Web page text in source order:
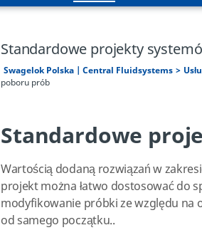
Standardowe projekty
Swagelok Polska | Central Fluidsystems
poboru prób
Standardowe
Wartością dodaną rozwiązań w
projekt można łatwo dostosować do
modyfikowanie próbki ze względu na
od samego początku..